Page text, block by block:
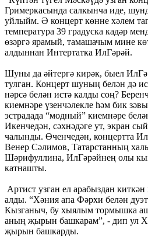
Гримеркасында салкынча иде,
уйлыйм. Ә концерт көнне хәлем
температура 39 градуска кадәр
өзәргә ярамый, тамашачым мине
алдыннан Интертатка ИлГәрәй.
Шуны да әйтергә кирәк, быел
тулган. Концерт шуның белән дә
нәрсә белән истә калды соң?
киемнәре үзенчәлекле һәм бик
эстрадада “модный” киемнәре
Икенчедән, сәхнәдәге ут, экран
чалынды. Өченчедән, концертта
Венер Сәлимов, Татарстанның
Шәрифуллина, ИлГәрәйнең олы
катнашты.
Артист узган ел арабыздан
алды. “Хәния апа Фәрхи белән
Кызганыч, бу хыялым тормышка
аның җырын башкарам”, - дип ул
җырын башкарды.